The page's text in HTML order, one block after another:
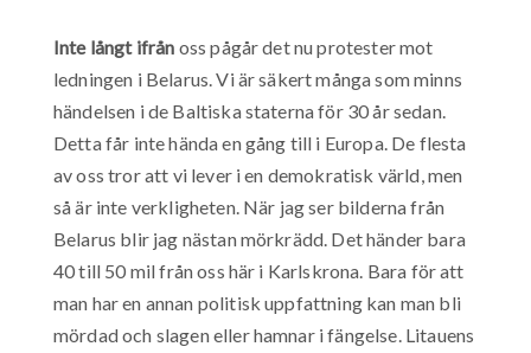
Inte långt ifrån oss pågår det nu protester mot
ledningen i Belarus. Vi är säkert många som minns
händelsen i de Baltiska staterna för 30 år sedan.
Detta får inte hända en gång till i Europa. De flesta
av oss tror att vi lever i en demokratisk värld, men
så är inte verkligheten. När jag ser bilderna från
Belarus blir jag nästan mörkrädd. Det händer bara
40 till 50 mil från oss här i Karlskrona. Bara för att
man har en annan politisk uppfattning kan man bli
mördad och slagen eller hamnar i fängelse. Litauens